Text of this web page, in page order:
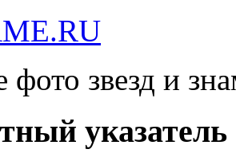
фото звезд и
указатель